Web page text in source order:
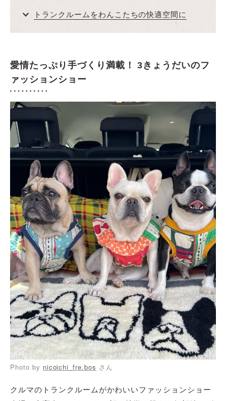
トランクルームをわんこたちの快適空間に
愛情たっぷり手づくり満載！ 3きょうだいのフ
ァッションショー
Photo by nicoichi_fre.bos さん
クルマのトランクルームがかわいいファッションショー